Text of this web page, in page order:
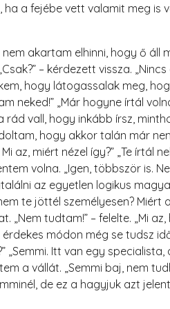
a fejébe vett valamit meg is
akartam elhinni, hogy ő áll
– kérdezett vissza.
hogy látogassalak meg,
neked!” „Már hogyne írtál
vall, hogy inkább írsz,
hogy akkor talán már
az, miért nézel így?” „Te írtál
volna. „Igen, többször is.
az egyetlen logikus
te jöttél személyesen?
„Nem tudtam!” – felelte. „Mi
módon még se tudsz
„Semmi. Itt van egy
a vállát. „Semmi baj, nem
de ez a hagyjuk azt